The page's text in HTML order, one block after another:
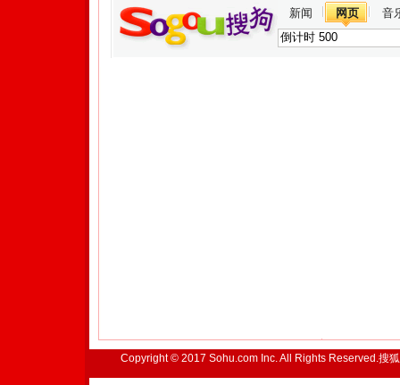
新闻 网页 音
Copyright © 2017 Sohu.com Inc. All Rights Reserved.搜